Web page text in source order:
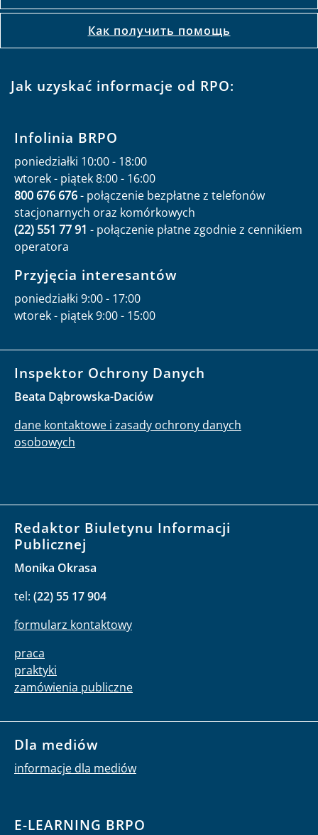
Как получить помощь
Jak uzyskać informacje od RPO:
Infolinia BRPO
poniedziałki 10:00 - 18:00
wtorek - piątek 8:00 - 16:00
800 676 676- połączenie bezpłatne z telefonów
stacjonarnych oraz komórkowych
(22) 551 77 91 - połączenie płatne zgodnie z cennikiem
operatora
Przyjęcia interesantów
poniedziałki 9:00 - 17:00
wtorek - piątek 9:00 - 15:00
Inspektor Ochrony Danych
Beata Dąbrowska-Daciów
dane kontaktowe i zasady ochrony danych
osobowych
Redaktor Biuletynu Informacji
Publicznej
Monika Okrasa
tel: (22) 55 17 904
formularz kontaktowy
praca
praktyki
zamówienia publiczne
Dla mediów
informacje dla mediów
E-LEARNING BRPO